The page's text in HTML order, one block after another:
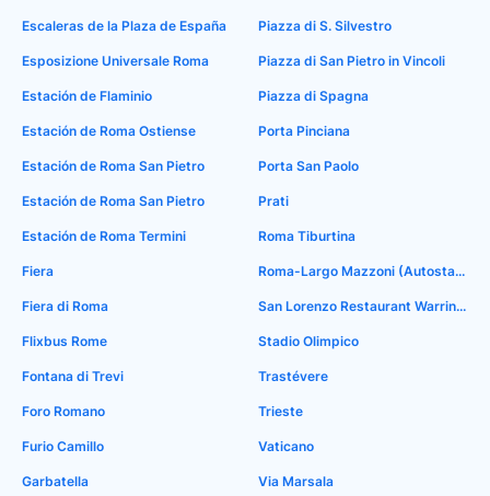
Escaleras de la Plaza de España
Esposizione Universale Roma
Estación de Flaminio
Estación de Roma Ostiense
Estación de Roma San Pietro
Estación de Roma San Pietro
Estación de Roma Termini
Fiera
Fiera di Roma
Flixbus Rome
Fontana di Trevi
Foro Romano
Furio Camillo
Garbatella
Piazza di S. Silvestro
Piazza di San Pietro in Vincoli
Piazza di Spagna
Porta Pinciana
Porta San Paolo
Prati
Roma Tiburtina
Roma-Largo Mazzoni (Autostaz.Tiburtina)
San Lorenzo Restaurant Warrington
Stadio Olimpico
Trastévere
Trieste
Vaticano
Via Marsala